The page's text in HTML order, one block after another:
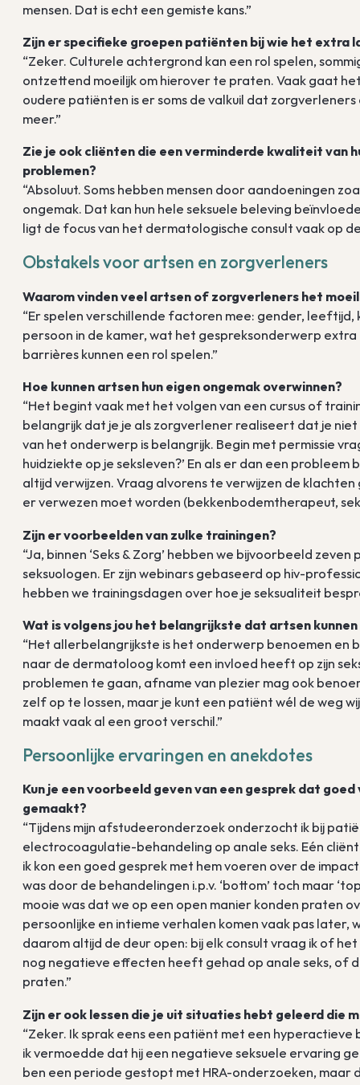
mensen. Dat is echt een gemiste kans.”
Zijn er specifieke groepen patiënten bij wie het extra
“Zeker. Culturele achtergrond kan een rol spelen,
ontzettend moeilijk om hierover te praten. Vaak gaat
oudere patiënten is er soms de valkuil dat
meer.”
Zie je ook cliënten die een verminderde kwaliteit van
problemen?
“Absoluut. Soms hebben mensen door aandoeningen
ongemak. Dat kan hun hele seksuele beleving
ligt de focus van het dermatologische consult vaak op
Obstakels voor artsen en zorgverleners
Waarom vinden veel artsen of zorgverleners het
“Er spelen verschillende factoren mee: gender, leeftijd,
persoon in de kamer, wat het gespreksonderwerp
barrières kunnen een rol spelen.”
Hoe kunnen artsen hun eigen ongemak overwinnen?
“Het begint vaak met het volgen van een cursus of
belangrijk dat je je als zorgverlener realiseert dat je
van het onderwerp is belangrijk. Begin met permissie
huidziekte op je seksleven?’ En als er dan een
altijd verwijzen. Vraag alvorens te verwijzen de
er verwezen moet worden (bekkenbodemtherapeut,
Zijn er voorbeelden van zulke trainingen?
“Ja, binnen ‘Seks & Zorg’ hebben we bijvoorbeeld
seksuologen. Er zijn webinars gebaseerd op hiv-
hebben we trainingsdagen over hoe je seksualiteit
Wat is volgens jou het belangrijkste dat artsen kunnen
“Het allerbelangrijkste is het onderwerp benoemen en
naar de dermatoloog komt een invloed heeft op zijn
problemen te gaan, afname van plezier mag ook
zelf op te lossen, maar je kunt een patiënt wél de weg
maakt vaak al een groot verschil.”
Persoonlijke ervaringen en anekdotes
Kun je een voorbeeld geven van een gesprek dat
gemaakt?
“Tijdens mijn afstudeeronderzoek onderzocht ik bij
electrocoagulatie-behandeling op anale seks. Eén
ik kon een goed gesprek met hem voeren over de
was door de behandelingen i.p.v. ‘bottom’ toch maar
mooie was dat we op een open manier konden praten
persoonlijke en intieme verhalen komen vaak pas later,
daarom altijd de deur open: bij elk consult vraag ik of
nog negatieve effecten heeft gehad op anale seks, of
praten.”
Zijn er ook lessen die je uit situaties hebt geleerd die
“Zeker. Ik sprak eens een patiënt met een
ik vermoedde dat hij een negatieve seksuele ervaring
ben een periode gestopt met HRA-onderzoeken,